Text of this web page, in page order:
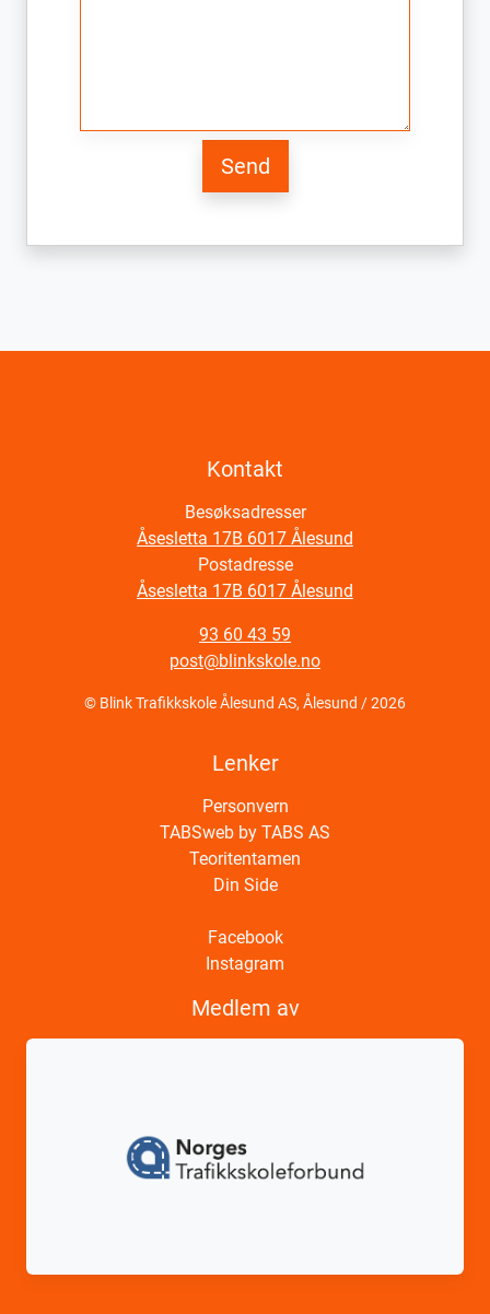
Kontakt
Besøksadresser
Åsesletta 17B 6017 Ålesund
Postadresse
Åsesletta 17B 6017 Ålesund
93 60 43 59
post@blinkskole.no
© Blink Trafikkskole Ålesund AS, Ålesund / 2026
Lenker
Personvern
TABSweb by TABS AS
Teoritentamen
Din Side
Facebook
Instagram
Medlem av